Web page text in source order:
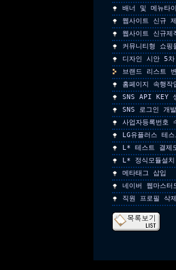
배너 및 메뉴타
웹사이트 신규
웹사이트 신규제
커뮤니티형 쇼핑
디자인 시안 5차
브랜드 리스트
홈페이지 속행작
SNS API KEY
SNS 로그인 개발
사업자등록번호
LG유플러스 테
L* 테스트 결제
L* 정식모듈설치
메타태그 삽입
네이버 웹마스터
직원 프로필 삭